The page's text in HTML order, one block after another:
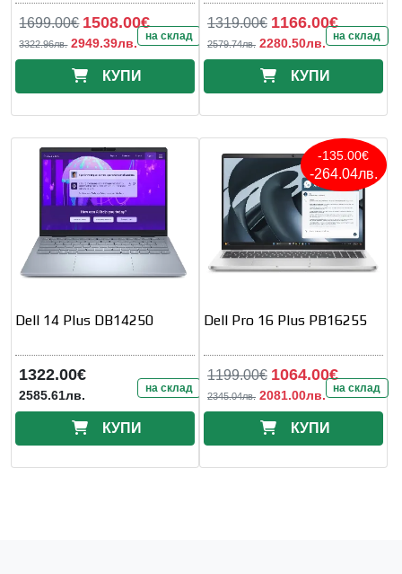
1699.00€ 1508.00€
3322.96лв. 2949.39лв. на склад
КУПИ
1319.00€ 1166.00€
2579.74лв. 2280.50лв. на склад
КУПИ
Dell 14 Plus DB14250
1322.00€
2585.61лв. на склад
КУПИ
-135.00€
-264.04лв.
Dell Pro 16 Plus PB16255
1199.00€ 1064.00€
2345.04лв. 2081.00лв. на склад
КУПИ